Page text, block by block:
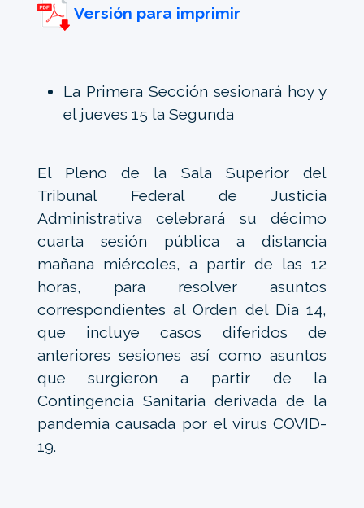
Versión para imprimir
La Primera Sección sesionará hoy y
el jueves 15 la Segunda
El Pleno de la Sala Superior del
Tribunal Federal de Justicia
Administrativa celebrará su décimo
cuarta sesión pública a distancia
mañana miércoles, a partir de las 12
horas, para resolver asuntos
correspondientes al Orden del Día 14,
que incluye casos diferidos de
anteriores sesiones así como asuntos
que surgieron a partir de la
Contingencia Sanitaria derivada de la
pandemia causada por el virus COVID-
19.